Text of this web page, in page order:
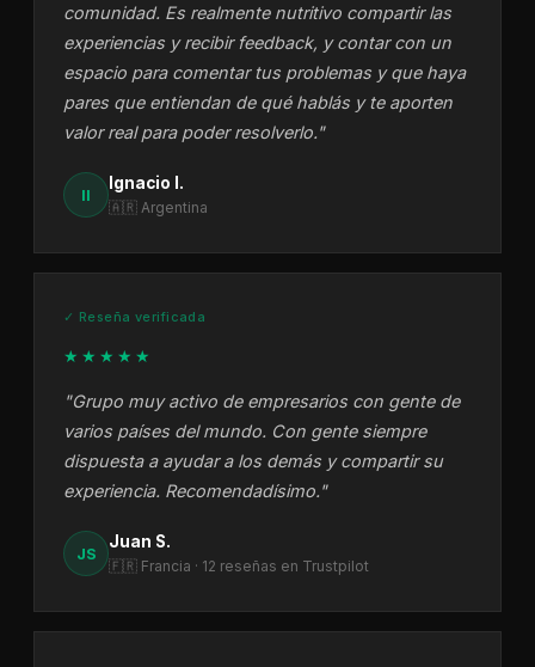
comunidad. Es realmente nutritivo compartir las
experiencias y recibir feedback, y contar con un
espacio para comentar tus problemas y que haya
pares que entiendan de qué hablás y te aporten
valor real para poder resolverlo."
II
Ignacio I.
🇦🇷 Argentina
✓ Reseña verificada
★★★★★
"Grupo muy activo de empresarios con gente de
varios países del mundo. Con gente siempre
dispuesta a ayudar a los demás y compartir su
experiencia. Recomendadísimo."
JS
Juan S.
🇫🇷 Francia · 12 reseñas en Trustpilot